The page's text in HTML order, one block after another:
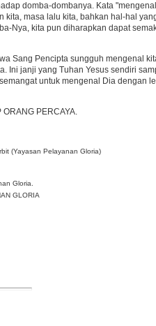
domba-dombanya. Kata
masa lalu kita, bahkan hal-hal
Nya, kita pun diharapkan dapat
Sang Pencipta sungguh mengenal
Ini janji yang Tuhan Yesus sendiri
untuk mengenal Dia dengan
ORANG PERCAYA.
(Yayasan Pelayanan Gloria)
Gloria.
GLORIA